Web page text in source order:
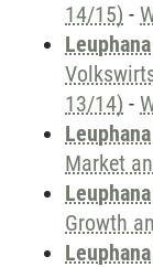
14/15) -
13/14) -
Market
Growth